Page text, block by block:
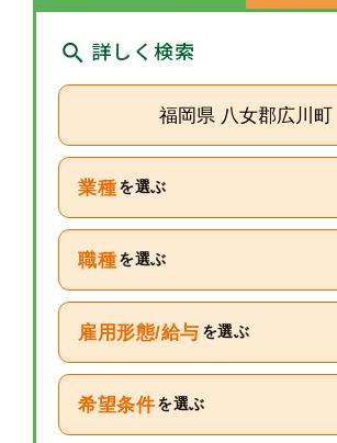
詳しく検索
福岡県 八女郡広川町
業種 を選ぶ
職種 を選ぶ
雇用形態/給与 を選ぶ
希望条件 を選ぶ